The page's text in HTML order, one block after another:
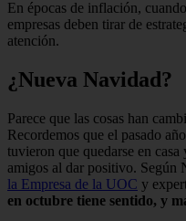
En épocas de inflación, cuando
empresas deben tirar de
atención.
¿Nueva Navidad?
Parece que las cosas han
Recordemos que el pasado
tuvieron que quedarse en
amigos al dar positivo. Según
la Empresa de la UOC y
en octubre tiene sentido, y